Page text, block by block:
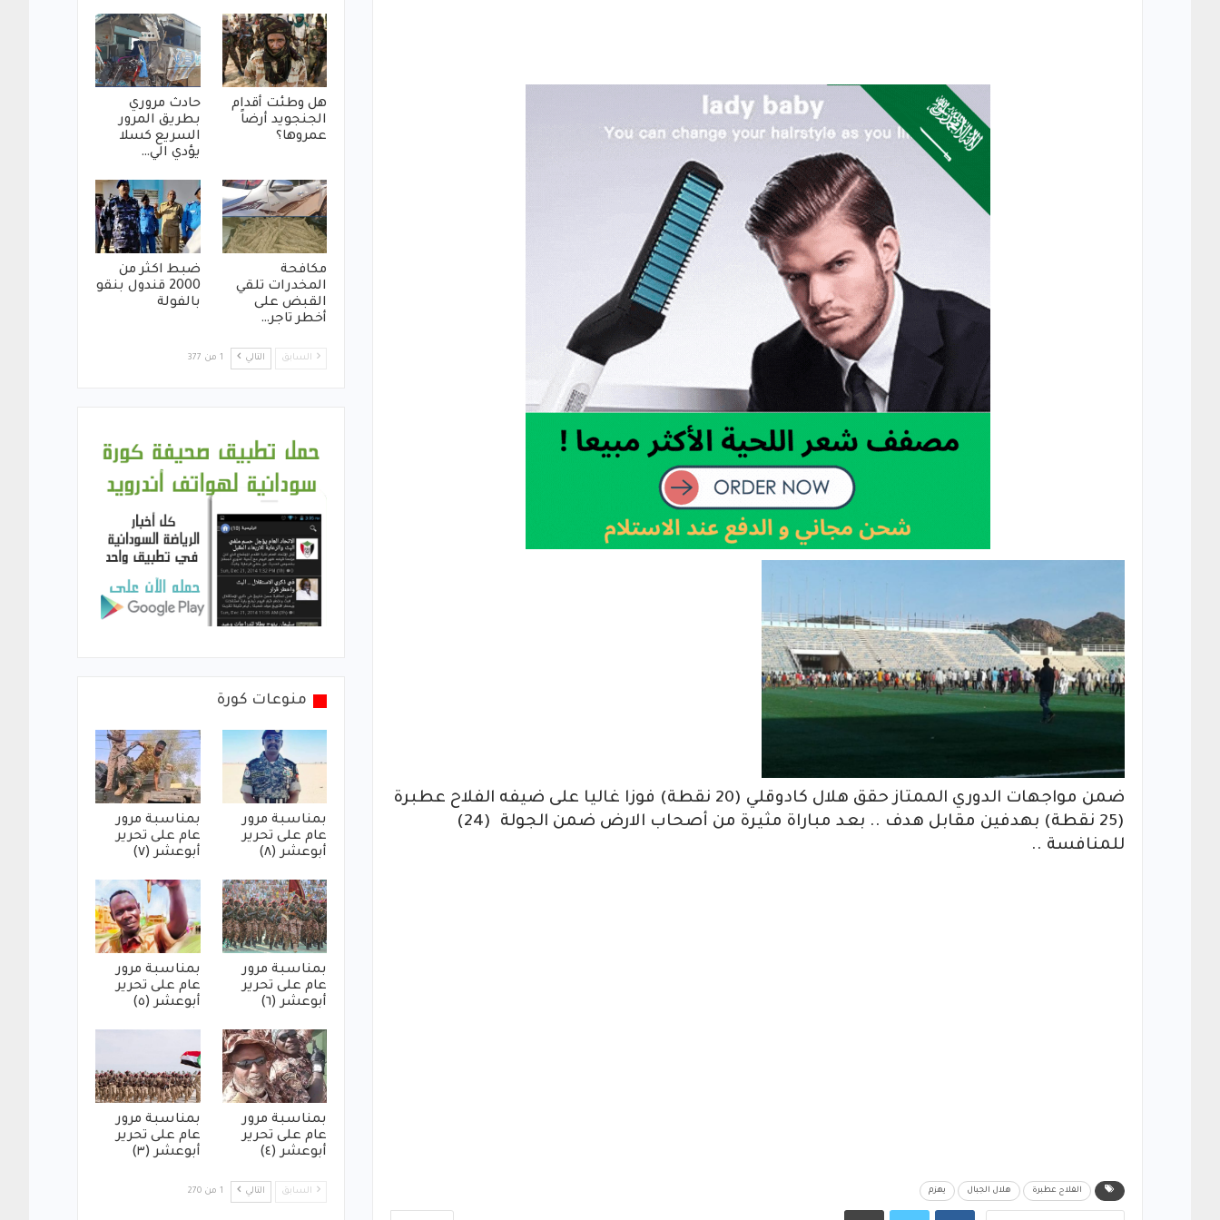
ضمن مواجهات الدوري الممتاز حقق هلال كادوقلي (20 نقطة) فوزا غاليا على ضيفه الفلاح عطبرة
(25 نقطة) بهدفين مقابل هدف .. بعد مباراة مثيرة من أصحاب الارض ضمن الجولة (24)
للمنافسة ..
الفلاح عطبرة هلال الجبال يهزم
هل وطئت أقدام
الجنجويد أرضاً
عمروها؟
حادث مروري
بطريق المرور
السريع كسلا
يؤدي الي…
مكافحة
المخدرات تلقي
القبض على
أخطر تاجر…
ضبط اكثر من
2000 قندول بنقو
بالفولة
السابق التالي 1 من 377
منوعات كورة
بمناسبة مرور
عام على تحرير
أبوعشر (٨)
بمناسبة مرور
عام على تحرير
أبوعشر (٧)
بمناسبة مرور
عام على تحرير
أبوعشر (٦)
بمناسبة مرور
عام على تحرير
أبوعشر (٥)
بمناسبة مرور
عام على تحرير
أبوعشر (٤)
بمناسبة مرور
عام على تحرير
أبوعشر (٣)
السابق التالي 1 من 270